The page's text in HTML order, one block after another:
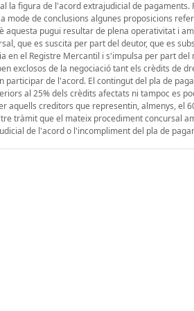
la figura de l'acord extrajudicial de pagaments.
de conclusions algunes proposicions
pugui resultar de plena operativitat i
que es suscita per part del deutor, que es
en el Registre Mercantil i s'impulsa per part
exclosos de la negociació tant els crèdits de
de l'acord. El contingut del pla de
al 25% dels crèdits afectats ni tampoc es
aquells creditors que representin, almenys, el
tràmit que el mateix procediment concursal
de l'acord o l'incompliment del pla de